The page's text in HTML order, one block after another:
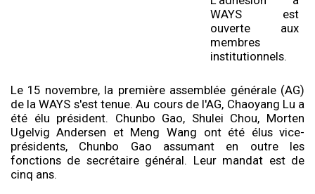
WAYS est
ouverte aux
membres
institutionnels.
Le 15 novembre, la première assemblée générale (AG)
de la WAYS s'est tenue. Au cours de l'AG, Chaoyang Lu a
été élu président. Chunbo Gao, Shulei Chou, Morten
Ugelvig Andersen et Meng Wang ont été élus vice-
présidents, Chunbo Gao assumant en outre les
fonctions de secrétaire général. Leur mandat est de
cinq ans.